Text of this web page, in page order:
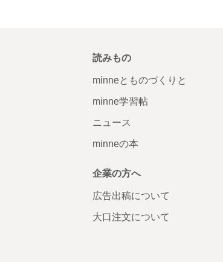
読みもの
minneとものづくりと
minne学習帖
ニュース
minneの本
企業の方へ
広告出稿について
大口注文について